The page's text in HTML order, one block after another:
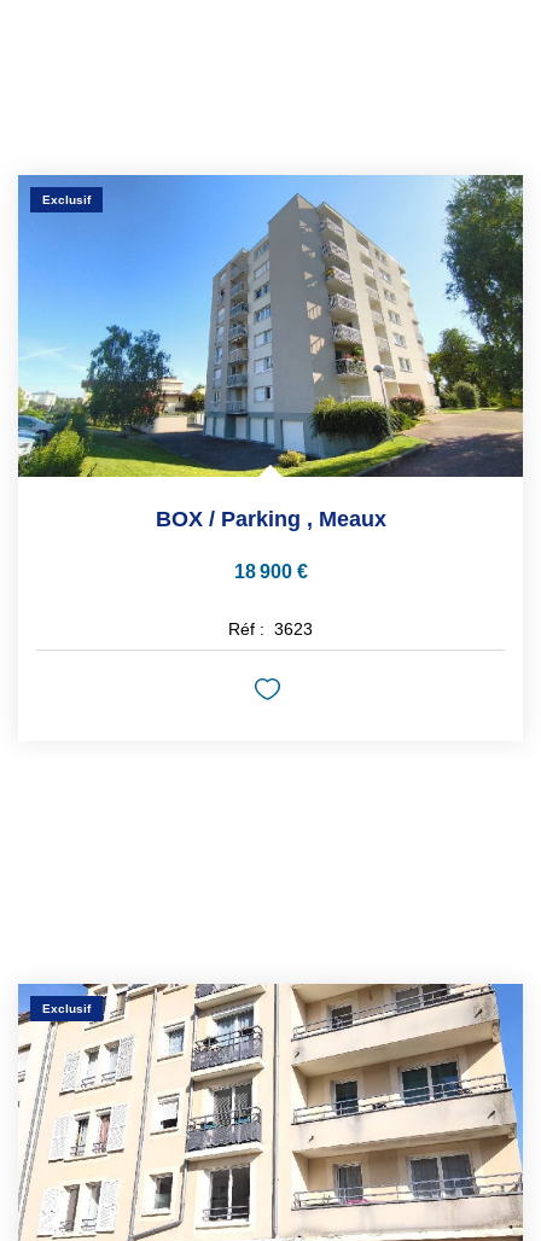
Exclusif
BOX / Parking , Meaux
18 900 €
Réf : 3623
Exclusif